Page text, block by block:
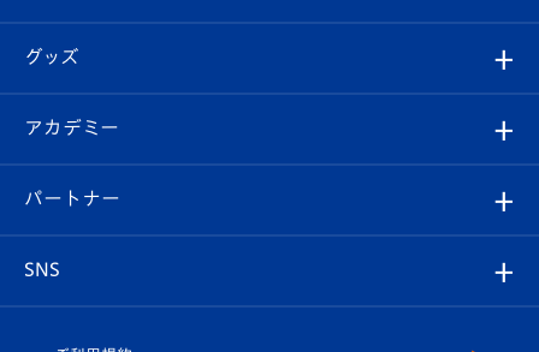
チケット
イベント
メディア
ホームタウン
エンブレム紹介
スタッフプロフィール
マスコット紹介
はじめての観戦ガイド
Revive Team
ヴィヴィくんの長崎おもてなしガイド
フォトギャラリー
スタジアムグルメ
チケット
V-LOVERS（ファンクラブ）
プレイヤーズスイート
グッズ
オンラインショップ
店舗情報
アカデミー
育成からのお知らせ
U-18
パートナー
SNS